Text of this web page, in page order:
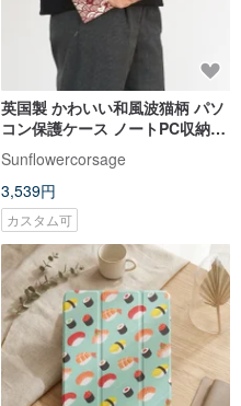
英国製 かわいい和風波猫柄 パソ
コン保護ケース ノートPC収納バ
ッグ オーダーメイドサイズ
Sunflowercorsage
3,539円
カスタム可